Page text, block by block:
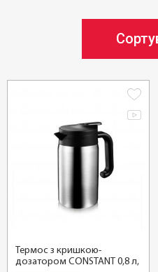
Термос з кришкою-
дозатором CONSTANT 0,8 л,